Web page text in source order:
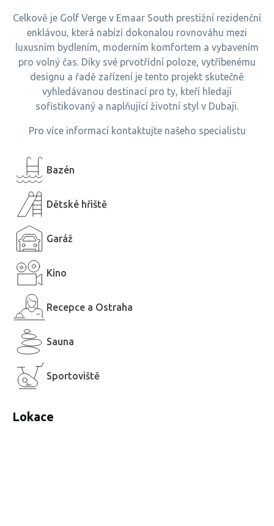
Celkově je Golf Verge v Emaar South prestižní rezidenční
enklávou, která nabízí dokonalou rovnováhu mezi
luxusním bydlením, moderním komfortem a vybavením
pro volný čas. Díky své prvotřídní poloze, vytříbenému
designu a řadě zařízení je tento projekt skutečně
vyhledávanou destinací pro ty, kteří hledají
sofistikovaný a naplňující životní styl v Dubaji.
Pro více informací kontaktujte našeho specialistu
Bazén
Dětské hřiště
Garáž
Kino
Recepce a Ostraha
Sauna
Sportoviště
Lokace